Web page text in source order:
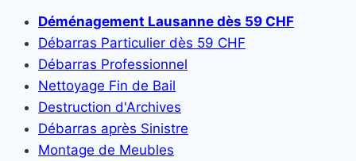
Déménagement Lausanne dès 59 CHF
Débarras Particulier dès 59 CHF
Débarras Professionnel
Nettoyage Fin de Bail
Destruction d'Archives
Débarras après Sinistre
Montage de Meubles